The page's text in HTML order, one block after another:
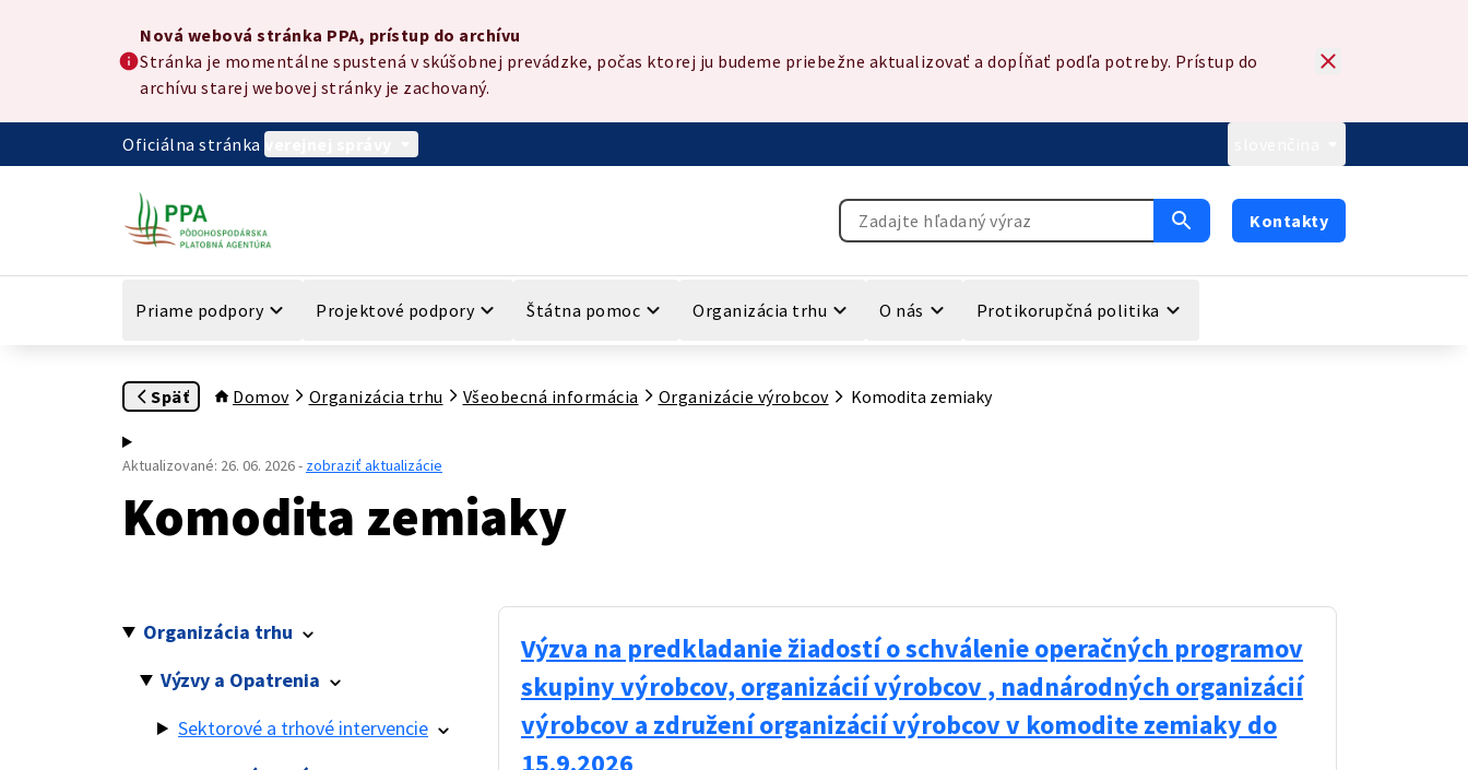
Preskočiť na hlavný obsah
Nová webová stránka PPA, prístup do archívu
Nová webová stránka PPA, prístup do archívu
Stránka je momentálne spustená v skúšobnej prevádzke, počas ktorej ju budeme priebežne aktualizovať a dopĺňať podľa potreby. Prístup do
archívu starej webovej stránky je zachovaný.
Oficiálna stránka
Vyhľadávanie Kontakty
Priame podpory Projektové podpory Štátna pomoc Organizácia trhu O nás Protikorupčná politika
Späť Domov Organizácia trhu Všeobecná informácia Organizácie výrobcov Komodita zemiaky
Aktualizované: 26. 06. 2026- zobraziť aktualizácie
Komodita zemiaky
Organizácia trhu
Výzvy a Opatrenia
Sektorové a trhové intervencie
Výzva na predkladanie žiadostí o schválenie operačných programov
skupiny výrobcov, organizácií výrobcov , nadnárodných organizácií
výrobcov a združení organizácií výrobcov v komodite zemiaky do
15.9.2026